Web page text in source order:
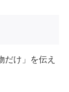
だけ」を伝え